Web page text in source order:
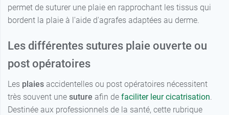
permet de suturer une plaie en rapprochant les tissus qui
bordent la plaie à l'aide d'agrafes adaptées au derme.
Les différentes sutures plaie ouverte ou
post opératoires
Les plaies accidentelles ou post opératoires nécessitent
très souvent une suture afin de faciliter leur cicatrisation.
Destinée aux professionnels de la santé, cette rubrique